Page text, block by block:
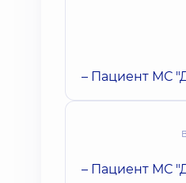
– Пациент МС
– Пациент МС